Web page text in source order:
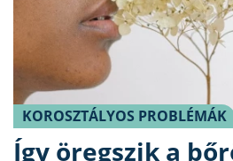
ORVOSKERESŐ
KOROSZTÁLYOS PROBLÉMÁK
Így öregszik a